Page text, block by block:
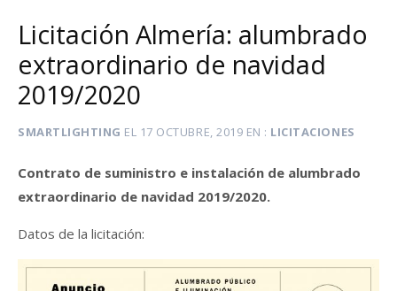
Licitación Almería: alumbrado
extraordinario de navidad
2019/2020
SMARTLIGHTING EL 17 OCTUBRE, 2019 EN LICITACIONES
Contrato de suministro e instalación de alumbrado
extraordinario de navidad 2019/2020.
Datos de la licitación: